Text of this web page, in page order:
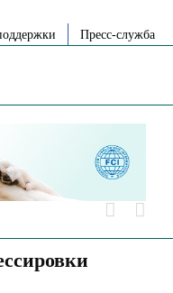
Пресс-служба